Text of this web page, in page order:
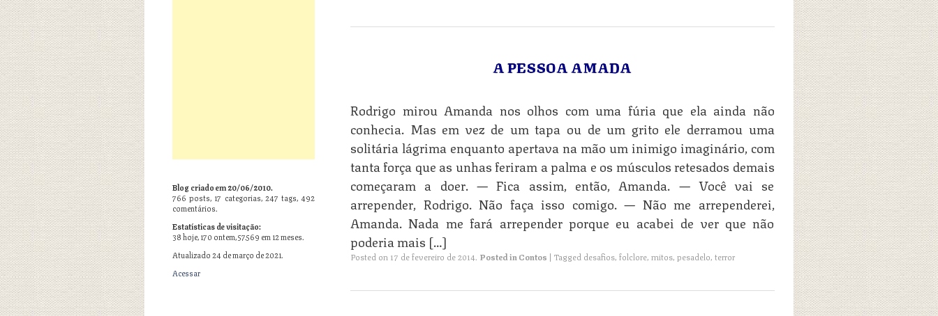
A PESSOA AMADA
Rodrigo mirou Amanda nos olhos com uma fúria que ela ainda não
conhecia. Mas em vez de um tapa ou de um grito ele derramou uma
solitária lágrima enquanto apertava na mão um inimigo imaginário, com
tanta força que as unhas feriram a palma e os músculos retesados demais
começaram a doer. — Fica assim, então, Amanda. — Você vai se
arrepender, Rodrigo. Não faça isso comigo. — Não me arrependerei,
Amanda. Nada me fará arrepender porque eu acabei de ver que não
poderia mais […]
Posted on 17 de fevereiro de 2014. Posted inContos | Tagged desafios, folclore, mitos, pesadelo, terror
Blog criado em 20/06/2010.
766 posts, 17 categorias, 247 tags, 492
comentários.
Estatísticas de visitação:
38 hoje, 170 ontem, 57.569 em 12 meses.
Atualizado 24 de março de 2021.
Acessar